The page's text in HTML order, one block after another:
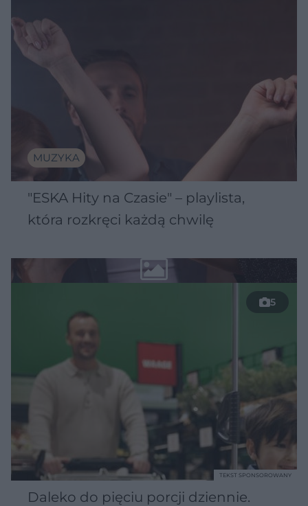
MUZYKA
"ESKA Hity na Czasie" – playlista,
która rozkręci każdą chwilę
5
Daleko do pięciu porcji dziennie.
TEKST SPONSOROWANY